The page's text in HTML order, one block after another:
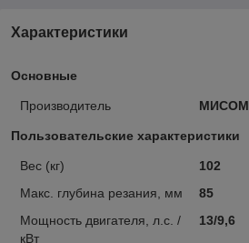
Характеристики
Основные
Производитель МИСОМ
Пользовательские характеристики
Вес (кг)
102
Макс. глубина резания, мм
85
Мощность двигателя, л.с. /
кВт
13/9,6